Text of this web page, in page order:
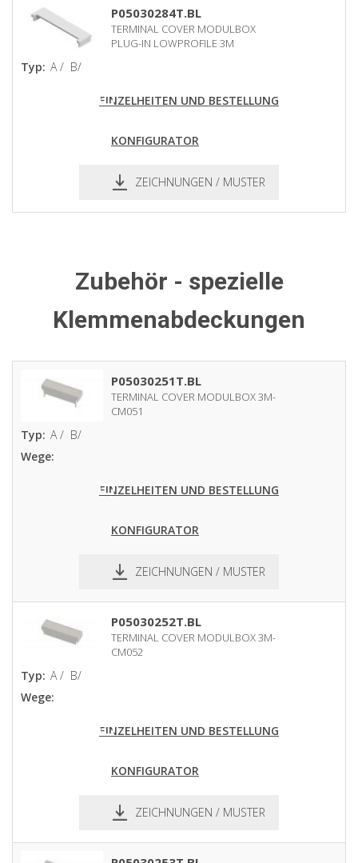
P05030284T.BL
TERMINAL COVER MODULBOX
PLUG-IN LOWPROFILE 3M
Typ: A / B/
EINZELHEITEN UND BESTELLUNG
KONFIGURATOR
ZEICHNUNGEN / MUSTER
Zubehör - spezielle
Klemmenabdeckungen
P05030251T.BL
TERMINAL COVER MODULBOX 3M-
CM051
Typ: A / B/
Wege:
EINZELHEITEN UND BESTELLUNG
KONFIGURATOR
ZEICHNUNGEN / MUSTER
P05030252T.BL
TERMINAL COVER MODULBOX 3M-
CM052
Typ: A / B/
Wege:
EINZELHEITEN UND BESTELLUNG
KONFIGURATOR
ZEICHNUNGEN / MUSTER